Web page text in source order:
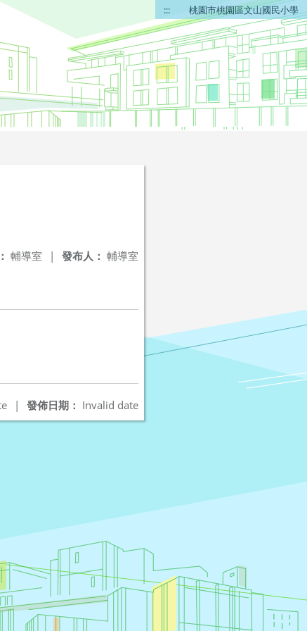
::: 桃園市桃園區文山國民小學
發布人： 輔導室
輔導室 |
發佈日期： Invalid date
|